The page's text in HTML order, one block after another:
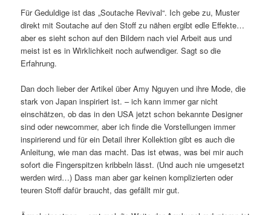
Für Geduldige ist das „Soutache Revival“. Ich gebe zu, Muster
direkt mit Soutache auf den Stoff zu nähen ergibt edle Effekte…
aber es sieht schon auf den Bildern nach viel Arbeit aus und
meist ist es in Wirklichkeit noch aufwendiger. Sagt so die
Erfahrung.
Dan doch lieber der Artikel über Amy Nguyen und ihre Mode, die
stark von Japan inspiriert ist. – ich kann immer gar nicht
einschätzen, ob das in den USA jetzt schon bekannte Designer
sind oder newcommer, aber ich finde die Vorstellungen immer
inspirierend und für ein Detail ihrer Kollektion gibt es auch die
Anleitung, wie man das macht. Das ist etwas, was bei mir auch
sofort die Fingerspitzen kribbeln lässt. (Und auch nie umgesetzt
werden wird…) Dass man aber gar keinen komplizierten oder
teuren Stoff dafür braucht, das gefällt mir gut.